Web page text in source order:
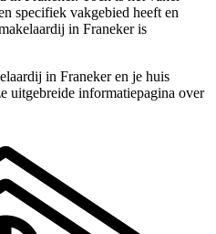
specifiek vakgebied heeft en
in Franeker is
in Franeker en je huis
uitgebreide informatiepagina over